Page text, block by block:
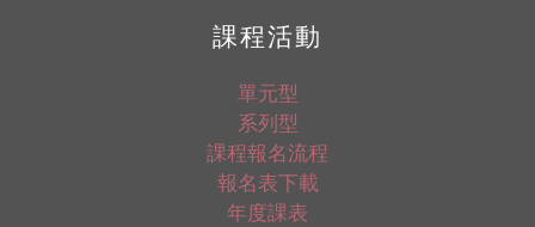
課程活動
單元型
系列型
課程報名流程
報名表下載
年度課表